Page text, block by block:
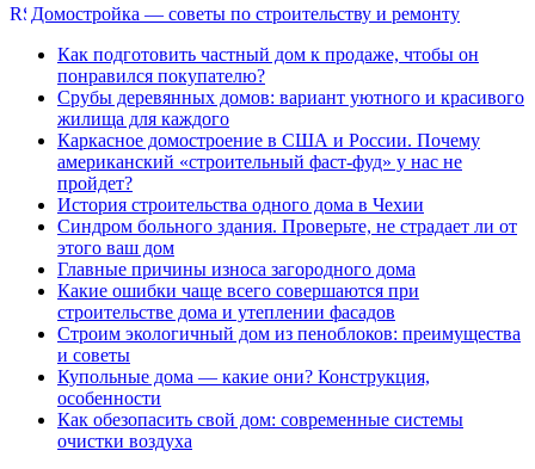
Домостройка — советы по строительству и ремонту
Как подготовить частный дом к продаже, чтобы он
понравился покупателю?
Срубы деревянных домов: вариант уютного и красивого
жилища для каждого
Каркасное домостроение в США и России. Почему
американский «строительный фаст-фуд» у нас не
пройдет?
История строительства одного дома в Чехии
Синдром больного здания. Проверьте, не страдает ли от
этого ваш дом
Главные причины износа загородного дома
Какие ошибки чаще всего совершаются при
строительстве дома и утеплении фасадов
Строим экологичный дом из пеноблоков: преимущества
и советы
Купольные дома — какие они? Конструкция,
особенности
Как обезопасить свой дом: современные системы
очистки воздуха